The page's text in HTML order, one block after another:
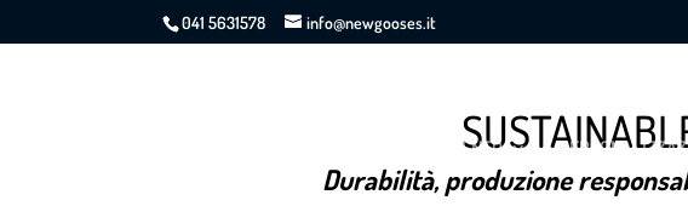
041 5631578 info@newgooses.it
ABBIGLIAMENTO
Durabilità, produzione